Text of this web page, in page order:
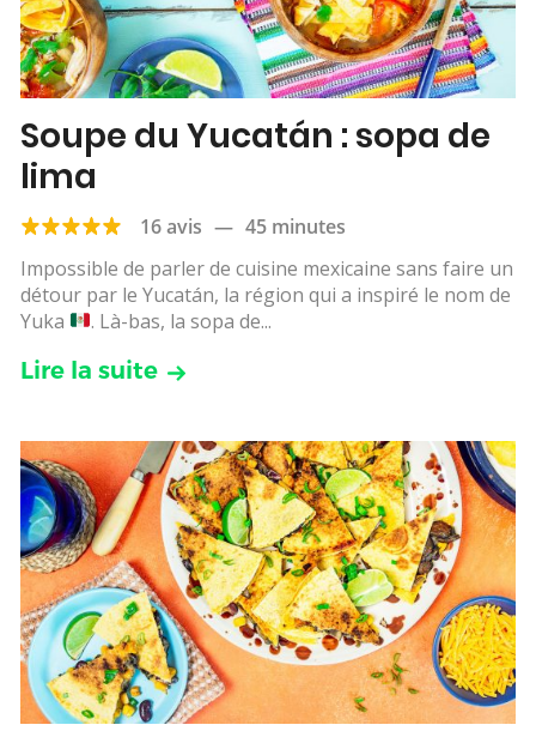
Soupe du Yucatán : sopa de
lima
16 avis — 45 minutes
Impossible de parler de cuisine mexicaine sans faire un
détour par le Yucatán, la région qui a inspiré le nom de
Yuka
. Là-bas, la sopa de...
Lire la suite